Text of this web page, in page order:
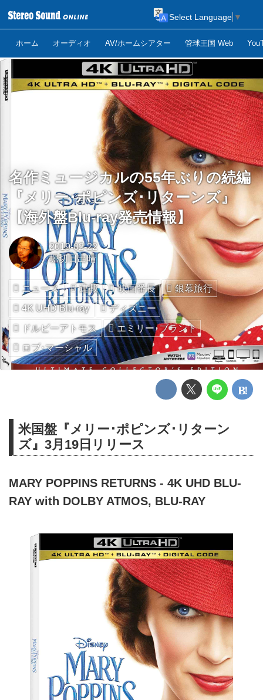
ホーム オーディオ AV/ホームシアター 管球王国 Web
Select Language ▼
名作ミュージカルの55年ぶりの続編
『メリー･ポピンズ･リターンズ』
【海外盤Blu-ray発売情報】
2019-02-22
堀切日出晴
ニュース 連載 映画番長
銀幕旅行
4K UHD Blu-ray
ディズニー
ドルビーアトモス
エミリー･ブラント
ロブ･マーシャル
米国盤『メリー･ポピンズ･リターン
ズ』3月19日リリース
MARY POPPINS RETURNS - 4K UHD BLU-
RAY with DOLBY ATMOS, BLU-RAY